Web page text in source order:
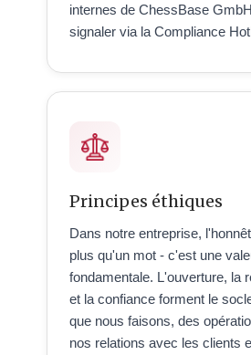
internes de ChessBase
signaler via la Compliance
Principes éthiques
Dans notre entreprise,
plus qu'un mot - c'est une
fondamentale. L'ouverture, la
et la confiance forment le
que nous faisons, des
nos relations avec les clients